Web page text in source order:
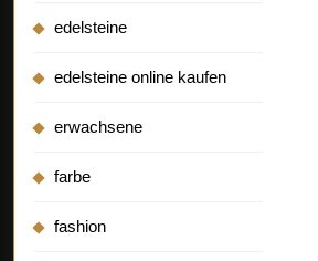
edelsteine
edelsteine online kaufen
erwachsene
farbe
fashion